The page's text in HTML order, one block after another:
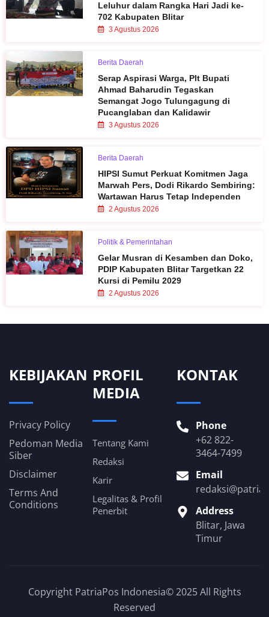
Leluhur dalam Rangka Hari Jadi ke-
702 Kabupaten Blitar
3 Agustus 2026
Berita Daerah
Serap Aspirasi Warga, Plt Bupati
Ahmad Baharudin Tegaskan
Semangat Jogo Tulungagung di
Pucanglaban dan Kalidawir
3 Agustus 2026
Berita Daerah
HIPSI Sumut Perkuat Komitmen Jaga
Marwah Pers, Dodi Rikardo Sembiring:
Wartawan Harus Tetap Independen
2 Agustus 2026
Politik & Pemerintahan
Gelar Musran di Kesamben dan Doko,
PDIP Kabupaten Blitar Targetkan 22
Kursi di Pemilu 2029
2 Agustus 2026
KEBIJAKAN
Privacy Policy
Pedoman Media
Siber
Disclaimer
Terms And
Conditions
PROFIL
MEDIA
Tentang Kami
Redaksi
Karir
Legalitas & Profil
Penerbit
KONTAK
Phone
+62 822-
3464-7499
Email
Address
Blitar, Jawa
Timur
Copyright PatriaPos Indonesia© 2025 All Rights
Reserved